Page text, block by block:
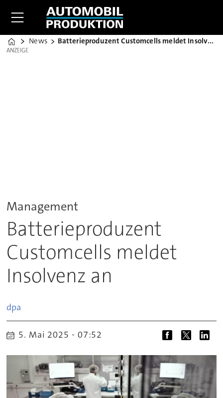
Home
News Batterieproduzent Customcells meldet Insolvenz an
ANZEIGE
ANZEIGE
Management
Batterieproduzent
Customcells meldet
Insolvenz an
dpa
5. Mai 2025 - 07:52